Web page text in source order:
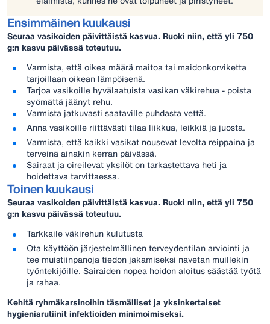
Ensimmäinen kuukausi
Seuraa vasikoiden päivittäistä kasvua. Ruoki niin, että yli 750
g:n kasvu päivässä toteutuu.
Varmista, että oikea määrä maitoa tai maidonkorviketta
tarjoillaan oikean lämpöisenä.
Tarjoa vasikoille hyvälaatuista vasikan väkirehua - poista
syömättä jäänyt rehu.
Varmista jatkuvasti saataville puhdasta vettä.
Anna vasikoille riittävästi tilaa liikkua, leikkiä ja juosta.
Varmista, että kaikki vasikat nousevat levolta reippaina ja
terveinä ainakin kerran päivässä.
Sairaat ja oireilevat yksilöt on tarkastettava heti ja
hoidettava tarvittaessa.
Toinen kuukausi
Seuraa vasikoiden päivittäistä kasvua. Ruoki niin, että yli 750
g:n kasvu päivässä toteutuu.
Tarkkaile väkirehun kulutusta
Ota käyttöön järjestelmällinen terveydentilan arviointi ja
tee muistiinpanoja tiedon jakamiseksi navetan muillekin
työntekijöille. Sairaiden nopea hoidon aloitus säästää työtä
ja rahaa.
Kehitä ryhmäkarsinoihin täsmälliset ja yksinkertaiset
hygieniarutiinit infektioiden minimoimiseksi.